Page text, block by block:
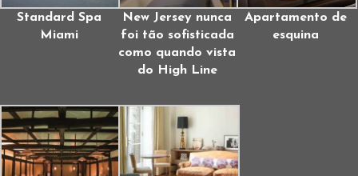
Standard Spa
Miami
New Jersey nunca
foi tão sofisticada
como quando vista
do High Line
Apartamento de
esquina